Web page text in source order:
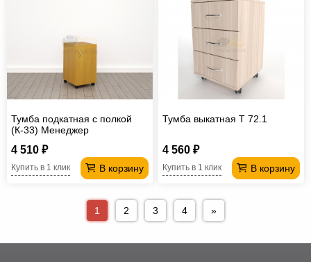
Тумба подкатная с полкой
(К-33) Менеджер
4 510 ₽
В корзину
Купить в 1 клик
Тумба выкатная Т 72.1
4 560 ₽
В корзину
Купить в 1 клик
1 2 3 4 »